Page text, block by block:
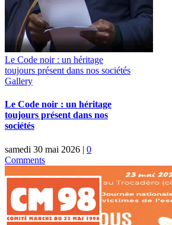
Le Code noir : un héritage
toujours présent dans nos sociétés
Gallery
Le Code noir : un héritage
toujours présent dans nos
sociétés
samedi 30 mai 2026 | 0
Comments